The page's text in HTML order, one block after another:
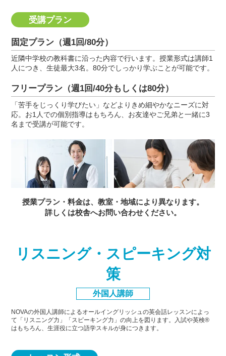
受講プラン
固定プラン（週1回/80分）
近隣中学校の教科書に沿った内容で行います。授業形式は講師1
人につき、生徒最大3名。80分でしっかり学ぶことが可能です。
フリープラン（週1回/40分もしくは80分）
「苦手をじっくり学びたい」などよりきめ細やかなニーズに対
応。お1人での個別指導はもちろん、お友達やご兄弟と一緒に3
名まで受講が可能です。
授業プラン・料金は、教室・地域により異なります。
詳しくは校舎へお問い合わせください。
リスニング・スピーキング対
策
外国人講師
NOVAの外国人講師によるオールイングリッシュの英会話レッスンによっ
て「リスニング力」「スピーキング力」の向上を図ります。入試や英検®
はもちろん、生涯役に立つ語学スキルが身につきます。